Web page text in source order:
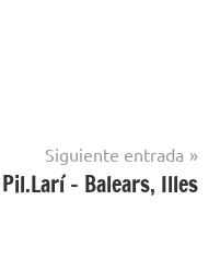
Siguiente entrada
– Balears, Illes